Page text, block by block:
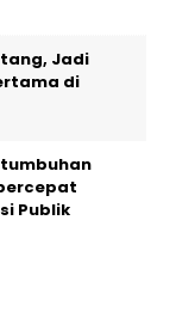
Jadi
di
Publik